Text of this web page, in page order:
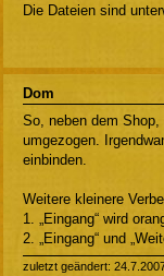
Die Dateien sind
Dom
So, neben dem
umgezogen.
einbinden.
Weitere kleinere
1. „Eingang“ wird
2. „Eingang“ und
zuletzt geändert: